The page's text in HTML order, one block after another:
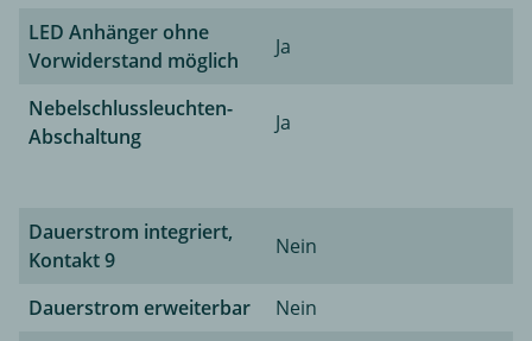
LED Anhänger ohne
Vorwiderstand möglich
Ja
Nebelschlussleuchten-
Abschaltung
Ja
Dauerstrom integriert,
Kontakt 9
Nein
Dauerstrom erweiterbar
Nein